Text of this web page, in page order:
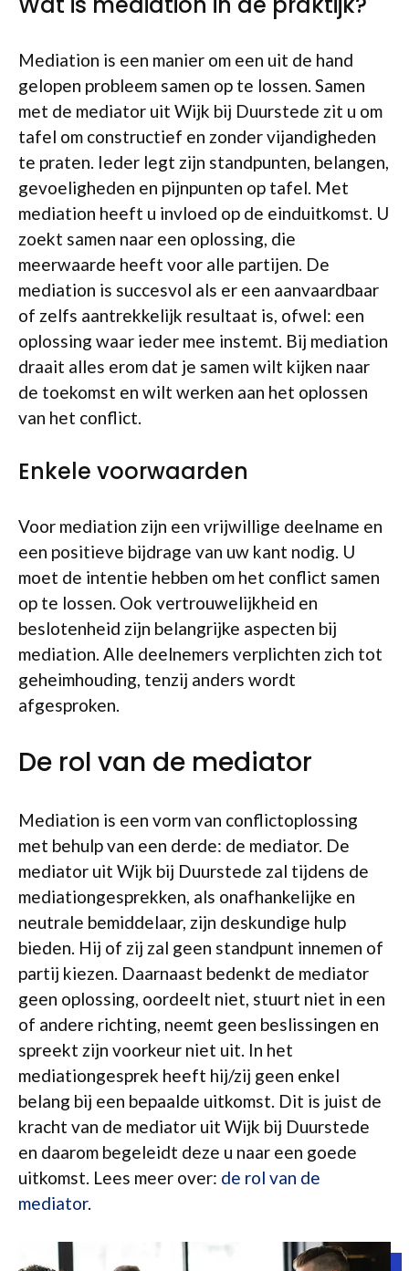
Mediation is een manier om een uit de hand
gelopen probleem samen op te lossen. Samen
met de mediator uit Wijk bij Duurstede zit u om
tafel om constructief en zonder vijandigheden
te praten. Ieder legt zijn standpunten, belangen,
gevoeligheden en pijnpunten op tafel. Met
mediation heeft u invloed op de einduitkomst. U
zoekt samen naar een oplossing, die
meerwaarde heeft voor alle partijen. De
mediation is succesvol als er een aanvaardbaar
of zelfs aantrekkelijk resultaat is, ofwel: een
oplossing waar ieder mee instemt. Bij mediation
draait alles erom dat je samen wilt kijken naar
de toekomst en wilt werken aan het oplossen
van het conflict.
Enkele voorwaarden
Voor mediation zijn een vrijwillige deelname en
een positieve bijdrage van uw kant nodig. U
moet de intentie hebben om het conflict samen
op te lossen. Ook vertrouwelijkheid en
beslotenheid zijn belangrijke aspecten bij
mediation. Alle deelnemers verplichten zich tot
geheimhouding, tenzij anders wordt
afgesproken.
De rol van de mediator
Mediation is een vorm van conflictoplossing
met behulp van een derde: de mediator. De
mediator uit Wijk bij Duurstede zal tijdens de
mediationgesprekken, als onafhankelijke en
neutrale bemiddelaar, zijn deskundige hulp
bieden. Hij of zij zal geen standpunt innemen of
partij kiezen. Daarnaast bedenkt de mediator
geen oplossing, oordeelt niet, stuurt niet in een
of andere richting, neemt geen beslissingen en
spreekt zijn voorkeur niet uit. In het
mediationgesprek heeft hij/zij geen enkel
belang bij een bepaalde uitkomst. Dit is juist de
kracht van de mediator uit Wijk bij Duurstede
en daarom begeleidt deze u naar een goede
uitkomst. Lees meer over: de rol van de
mediator.